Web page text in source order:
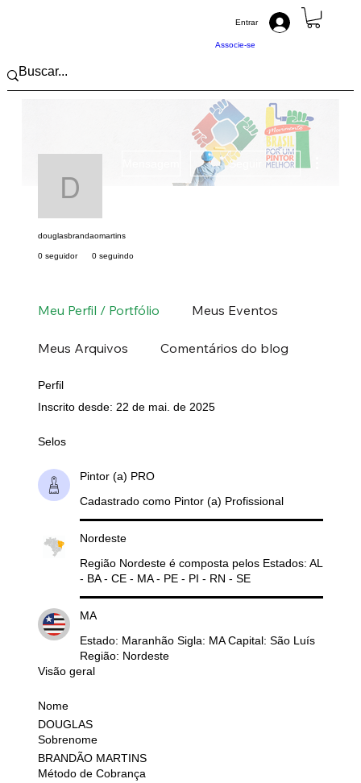
Associe-se
Entrar
Seguir
douglasbrandaomartins
0 seguidor 0 seguindo
Meu Perfil / Portfólio Meus Eventos
Meus Arquivos Comentários do blog
Perfil
Inscrito desde: 22 de mai. de 2025
Selos
Pintor (a) PRO
Cadastrado como Pintor (a) Profissional
Nordeste
Região Nordeste é composta pelos Estados: AL
- BA - CE - MA - PE - PI - RN - SE
MA
Estado: Maranhão Sigla: MA Capital: São Luís
Região: Nordeste
Visão geral
Nome
DOUGLAS
Sobrenome
BRANDÃO MARTINS
Método de Cobrança